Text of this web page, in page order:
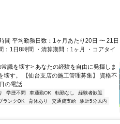
間 平均勤務日数：1ヶ月あたり20日 〜 21日
1日8時間 ・清算期間：1ヶ月 ・コアタイ
識を壊す> あなたの経験を自由に発揮しま
壊す。 【仙台支店の施工管理募集】 資格不
の電話...
学歴不問 車通勤OK 転勤なし
経験者歓迎
ランクOK 育休あり 交通費支給
駅近5分以内